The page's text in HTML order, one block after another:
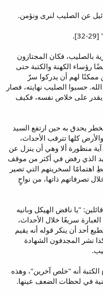
عن الصليب لنرى ونؤمن.
بالصليب، فكان المجتازون
رؤساء الكهنة والكتبة حتى
ممكنًا لهم أن يدركوا سرّ
حسبوا الصليب نهايته، فصار
يقدر على خلاص نفسه، فكيف
يحدق به حين ارتفع السيد
كلها تترقب الأحداث،
منظورة ألا وهي أن ينزل عن
الذي رفض في أكثر من موقف
اهتمامًا لسخريتهم التي تصير
تصرفاتهم ذاتها، من نواحٍ
"يا ناقض الهيكل وبانيه
سريعًا خلال الأحداث،
أحد أن ينكر قوله أنه يقيم
نشر المجدفون الشهادة
الكتبة أنه "خلص آخرين"، وهذه
في لحظات الضعف عينها.